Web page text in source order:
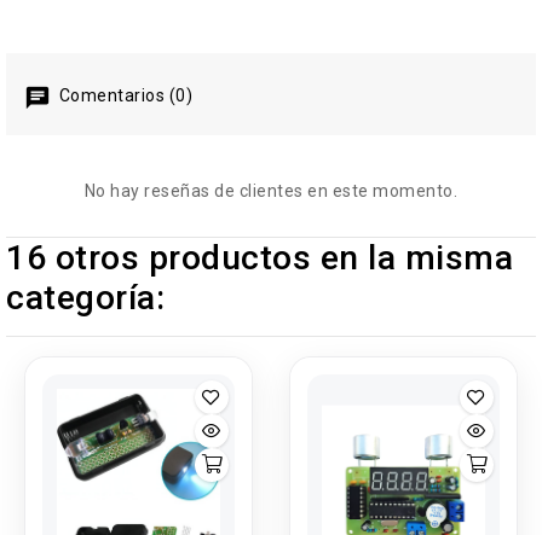
Comentarios (0)
No hay reseñas de clientes en este momento.
16 otros productos en la misma
categoría: